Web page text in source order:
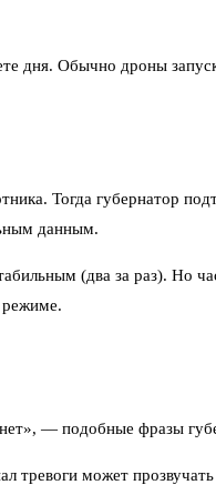
дня. Обычно дроны
Тогда губернатор
данным.
(два за раз). Но
режиме.
— подобные фразы
тревоги может